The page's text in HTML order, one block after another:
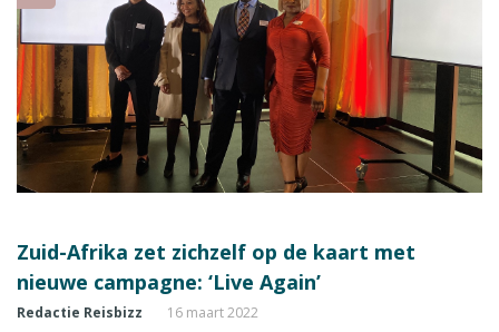
Zuid-Afrika zet zichzelf op de kaart met
nieuwe campagne: ‘Live Again’
Redactie Reisbizz 16 maart 2022